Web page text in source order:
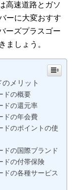
高速道路とガソ
ーに大変おすす
ーズプラスゴー
ましょう。
メリット
ドの概要
ドの還元率
ドの年会費
ドのポイントの使
ドの国際ブランド
ドの付帯保険
ドの各種サービス